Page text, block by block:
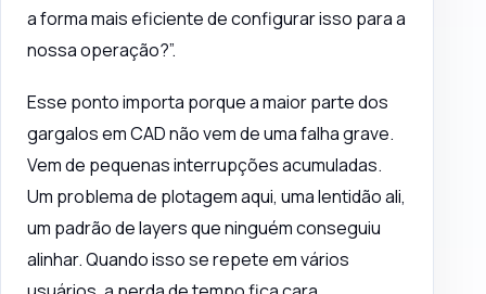
a forma mais eficiente de configurar isso para a
nossa operação?”.
Esse ponto importa porque a maior parte dos
gargalos em CAD não vem de uma falha grave.
Vem de pequenas interrupções acumuladas.
Um problema de plotagem aqui, uma lentidão ali,
um padrão de layers que ninguém conseguiu
alinhar. Quando isso se repete em vários